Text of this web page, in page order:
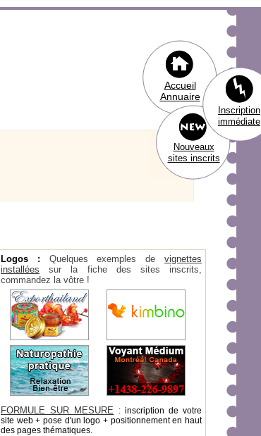
Accueil
Annuaire
Inscription
immédiate
Nouveaux
sites inscrits
Logos : Quelques exemples devignettes
installées sur la fiche des sites inscrits,
commandez la vôtre !
FORMULE SUR MESURE : inscription de votre
site web + pose d'un logo + positionnement en haut
des pages thématiques.